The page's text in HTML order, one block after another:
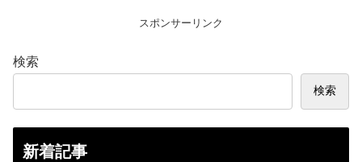
スポンサーリンク
検索
検索
新着記事